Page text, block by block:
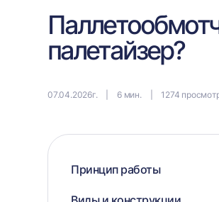
палетайзер?
07.04.2026г. 6 мин. 1274
Принцип работы